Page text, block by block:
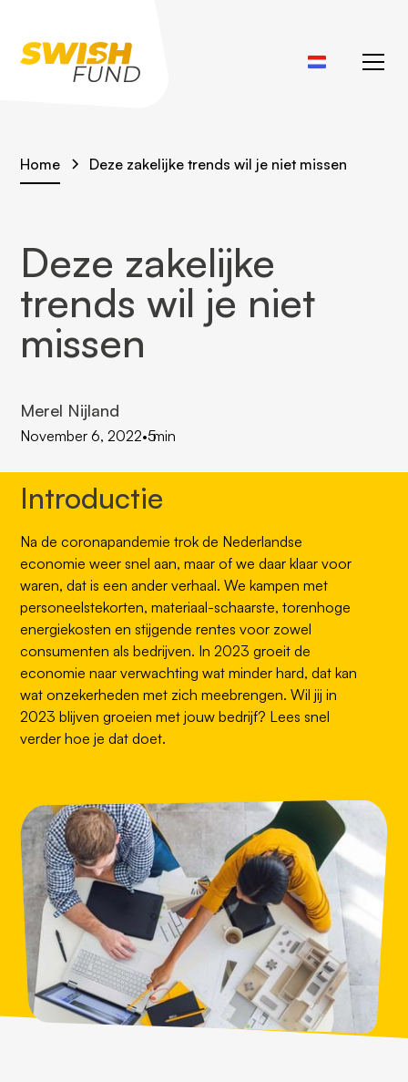
Home Deze zakelijke trends wil je niet missen
Deze zakelijke
trends wil je niet
missen
Merel Nijland
November 6, 2022•5min
Introductie
Na de coronapandemie trok de Nederlandse
economie weer snel aan, maar of we daar klaar voor
waren, dat is een ander verhaal. We kampen met
personeelstekorten, materiaal-schaarste, torenhoge
energiekosten en stijgende rentes voor zowel
consumenten als bedrijven. In 2023 groeit de
economie naar verwachting wat minder hard, dat kan
wat onzekerheden met zich meebrengen. Wil jij in
2023 blijven groeien met jouw bedrijf? Lees snel
verder hoe je dat doet.